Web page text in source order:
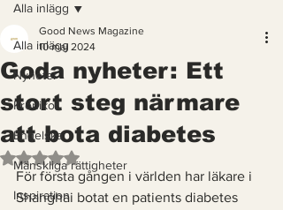
Alla inlägg
Nyheter
Krönikor
Engelska
Mänskliga rättigheter
Inspiration
Alla inlägg
Goda nyheter: Ett
stort steg närmare
att bota diabetes
Good News Magazine
10 maj 2024
Betygsatt till NaN av 5 stjärnor.
För första gången i världen har läkare i
Shanghai botat en patients diabetes